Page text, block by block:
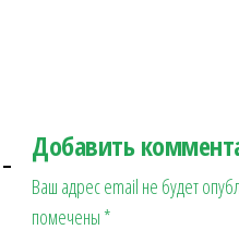
Добавить
Ваш адрес email не будет
помечены *